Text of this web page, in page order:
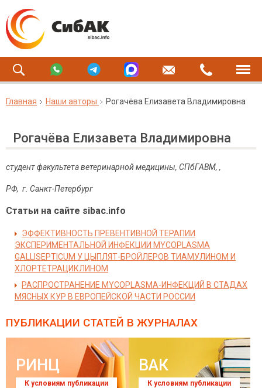
Главная Наши авторы Рогачёва Елизавета Владимировна
Рогачёва Елизавета Владимировна
студент факультета ветеринарной медицины, СПбГАВМ, ,
РФ, г. Санкт-Петербург
Статьи на сайте sibac.info
ЭФФЕКТИВНОСТЬ ПРЕВЕНТИВНОЙ ТЕРАПИИ
ЭКСПЕРИМЕНТАЛЬНОЙ ИНФЕКЦИИ MYCOPLASMA
GALLISEPTICUM У ЦЫПЛЯТ-БРОЙЛЕРОВ ТИАМУЛИНОМ И
ХЛОРТЕТРАЦИКЛИНОМ
РАСПРОСТРАНЕНИЕ MYCOPLASMA-ИНФЕКЦИЙ В СТАДАХ
МЯСНЫХ КУР В ЕВРОПЕЙСКОЙ ЧАСТИ РОССИИ
ПУБЛИКАЦИИ СТАТЕЙ В ЖУРНАЛАХ
РИНЦ
К условиям публикации
ВАК
К условиям публикации